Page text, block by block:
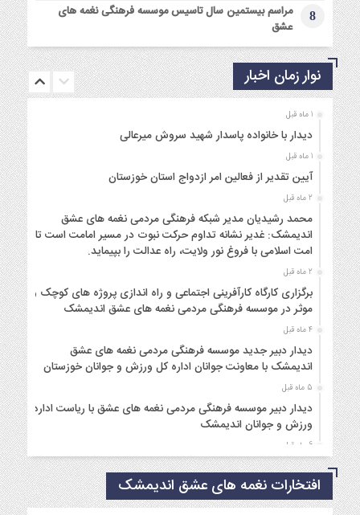
8
مراسم بیستمین سال تاسیس موسسه فرهنگی نغمه های
عشق
نوار زمان اخبار
1 ماه قبل
دیدار با خانواده پاسدار شهید سروش میرعالی
1 ماه قبل
آیین تقدیر از فعالین امر ازدواج استان خوزستان
2 ماه قبل
محمد رشیدیان مدیر شبکه فرهنگی مردمی نغمه های عشق
اندیمشک: غدیر نشانه تداوم حرکت نبوت در مسیر امامت است تا
امت اسلامی با فروغ نور ولایت، راه عدالت را بپیماید.
2 ماه قبل
برگزاری کارگاه کارآفرینی اجتماعی و راه اندازی پروژه های کوچک و
موثر در موسسه فرهنگی مردمی نغمه های عشق اندیمشک
4 ماه قبل
دیدار دبیر جدید موسسه فرهنگی مردمی نغمه های عشق
اندیمشک با معاونت جوانان اداره کل ورزش و جوانان خوزستان
5 ماه قبل
دیدار دبیر موسسه فرهنگی مردمی نغمه های عشق با ریاست اداره
ورزش و جوانان اندیمشک
6 ماه قبل
مراسم دورهمی خانوادگی با عنوان کافه شادی مهدوی به مناسبت
نیمه شعبان و دهه فجر و هفته ی جوان در اندیمشک برگزار شد.
6 ماه قبل
افتخارات نغمه های عشق اندیمشک